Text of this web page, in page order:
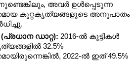
അവർ ഉൾപ്പെടുന്ന
കുറ്റകൃത്യങ്ങളുടെ അനുപാതം
(പ്രധാന ഡാറ്റ): 2016-ൽ കുട്ടികൾ
32.5%
2022-ൽ ഇത് 49.5%